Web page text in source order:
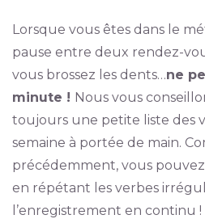
Lorsque vous êtes dans le
pause entre deux rendez-
vous brossez les dents…ne
minute ! Nous vous
toujours une petite liste des
semaine à portée de main.
précédemment, vous
en répétant les verbes
l’enregistrement en continu !